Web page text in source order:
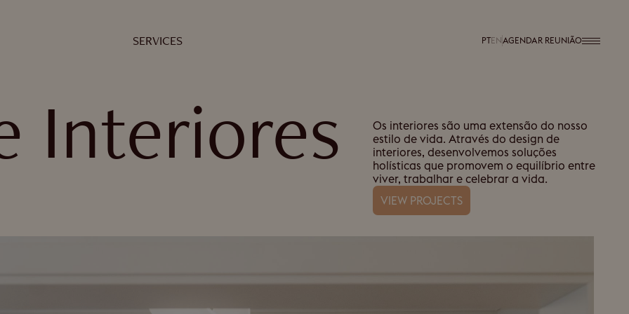
SERVICES PTENAGENDAR REUNIÃO
Interiores
Os interiores são uma extensão do nosso
estilo de vida. Através do design de
interiores, desenvolvemos soluções
holísticas que promovem o equilíbrio entre
viver, trabalhar e celebrar a vida.
VIEW PROJECTS